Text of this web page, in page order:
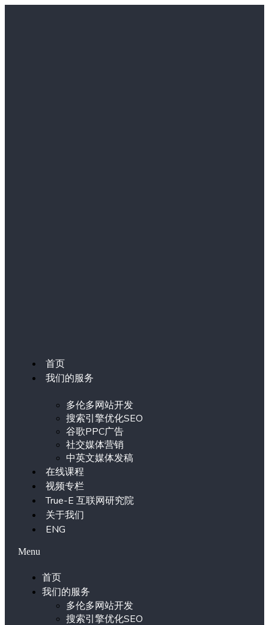
首页
我们的服务
多伦多网站开发
搜索引擎优化SEO
谷歌PPC广告
社交媒体营销
中英文媒体发稿
在线课程
视频专栏
True-E 互联网研究院
关于我们
ENG
Menu
首页
我们的服务
多伦多网站开发
搜索引擎优化SEO